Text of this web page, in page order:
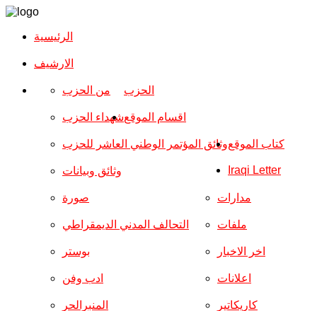
الرئيسية
الارشیف
الحزب من الحزب
شهداء الحزب
وثائق المؤتمر الوطني العاشر للحزب
وثائق وبيانات
اقسام الموقع
صورة
التحالف المدني الديمقراطي
بوستر
ادب وفن
المنبرالحر
مدارات
ملفات
اخر الاخبار
اعلانات
كاريكاتير
كتاب الموقع
Iraqi Letter